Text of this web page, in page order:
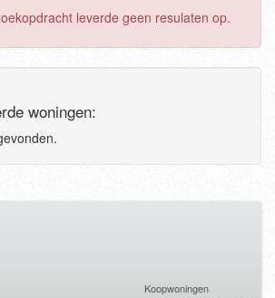
leverde geen resulaten op.
woningen:
Koopwoningen